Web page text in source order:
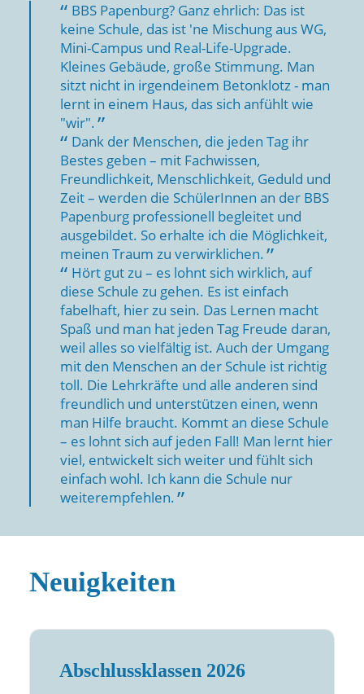
BBS Papenburg? Ganz ehrlich: Das ist
keine Schule, das ist 'ne Mischung aus WG,
Mini-Campus und Real-Life-Upgrade.
Kleines Gebäude, große Stimmung. Man
sitzt nicht in irgendeinem Betonklotz - man
lernt in einem Haus, das sich anfühlt wie
"wir".
Dank der Menschen, die jeden Tag ihr
Bestes geben – mit Fachwissen,
Freundlichkeit, Menschlichkeit, Geduld und
Zeit – werden die SchülerInnen an der BBS
Papenburg professionell begleitet und
ausgebildet. So erhalte ich die Möglichkeit,
meinen Traum zu verwirklichen.
Hört gut zu – es lohnt sich wirklich, auf
diese Schule zu gehen. Es ist einfach
fabelhaft, hier zu sein. Das Lernen macht
Spaß und man hat jeden Tag Freude daran,
weil alles so vielfältig ist. Auch der Umgang
mit den Menschen an der Schule ist richtig
toll. Die Lehrkräfte und alle anderen sind
freundlich und unterstützen einen, wenn
man Hilfe braucht. Kommt an diese Schule
– es lohnt sich auf jeden Fall! Man lernt hier
viel, entwickelt sich weiter und fühlt sich
einfach wohl. Ich kann die Schule nur
weiterempfehlen.
Neuigkeiten
Abschlussklassen 2026